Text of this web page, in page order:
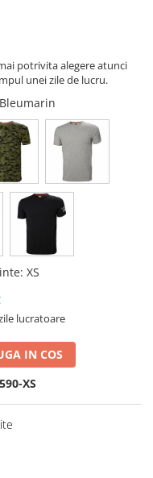
potrivita alegere atunci
unei zile de lucru.
: XS
lucratoare
IN COS
XS